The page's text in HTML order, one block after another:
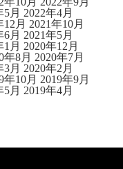
5月 2022年4月
12月 2021年10月
6月 2021年5月
1月 2020年12月
年8月 2020年7月
3月 2020年2月
年10月 2019年9月
5月 2019年4月